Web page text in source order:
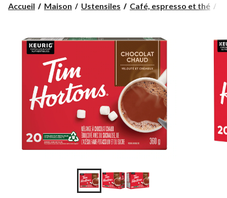
Accueil Maison Ustensiles Café, espresso et thé